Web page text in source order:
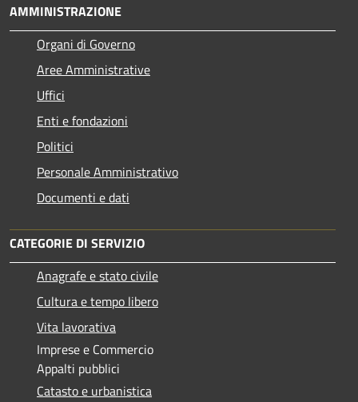
AMMINISTRAZIONE
Organi di Governo
Aree Amministrative
Uffici
Enti e fondazioni
Politici
Personale Amministrativo
Documenti e dati
CATEGORIE DI SERVIZIO
Anagrafe e stato civile
Cultura e tempo libero
Vita lavorativa
Imprese e Commercio
Appalti pubblici
Catasto e urbanistica